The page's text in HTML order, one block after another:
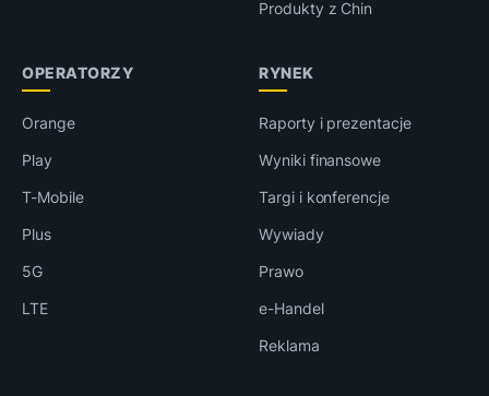
Produkty z Chin
OPERATORZY
Orange
Play
T-Mobile
Plus
5G
LTE
RYNEK
Raporty i prezentacje
Wyniki finansowe
Targi i konferencje
Wywiady
Prawo
e-Handel
Reklama